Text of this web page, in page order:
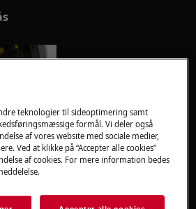
fastgør
teknologier til sideoptimering samt
formål. Vi deler også
af vores website med sociale medier,
Ved at klikke på “Accepter alle cookies”
af cookies. For mere information bedes